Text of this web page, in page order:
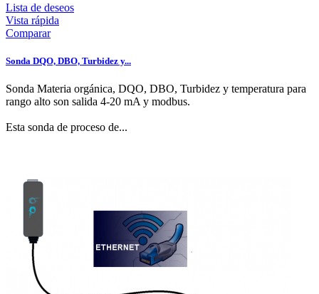
Lista de deseos
Vista rápida
Comparar
Sonda DQO, DBO, Turbidez y...
Sonda Materia orgánica, DQO, DBO, Turbidez y temperatura para
rango alto son salida 4-20 mA y modbus.
Esta sonda de proceso de...